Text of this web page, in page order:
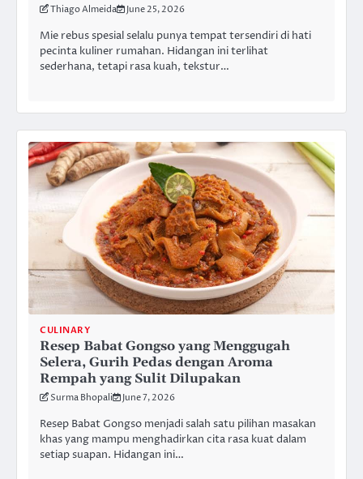
Thiago Almeida June 25, 2026
Mie rebus spesial selalu punya tempat tersendiri di hati
pecinta kuliner rumahan. Hidangan ini terlihat
sederhana, tetapi rasa kuah, tekstur…
CULINARY
Resep Babat Gongso yang Menggugah
Selera, Gurih Pedas dengan Aroma
Rempah yang Sulit Dilupakan
Surma Bhopali June 7, 2026
Resep Babat Gongso menjadi salah satu pilihan masakan
khas yang mampu menghadirkan cita rasa kuat dalam
setiap suapan. Hidangan ini…